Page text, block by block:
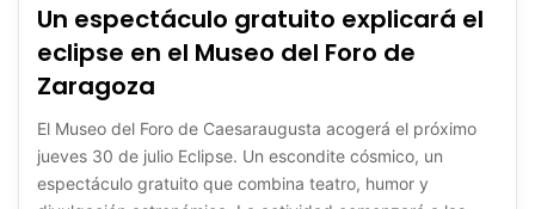
Un espectáculo gratuito explicará el
eclipse en el Museo del Foro de
Zaragoza
El Museo del Foro de Caesaraugusta acogerá el próximo
jueves 30 de julio Eclipse. Un escondite cósmico, un
espectáculo gratuito que combina teatro, humor y